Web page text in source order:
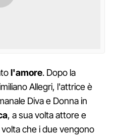
l'amore. Dopo la
Allegri, l'attrice è
Diva e Donna in
, a sua volta attore e
che i due vengono